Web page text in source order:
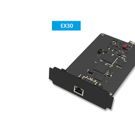
Tổng đài VoIP Yeastar
Tổng đài VoIP Yeastar
Tổng đài VoIP Yeastar